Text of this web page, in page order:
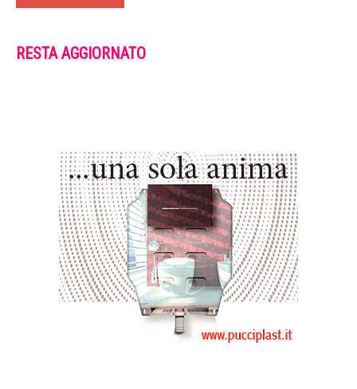
RESTA AGGIORNATO